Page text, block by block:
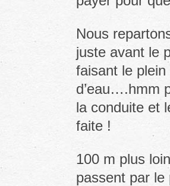
Nous
juste avant le
faisant le
d’eau….hmm
la conduite et
faite !
100 m plus
passent par